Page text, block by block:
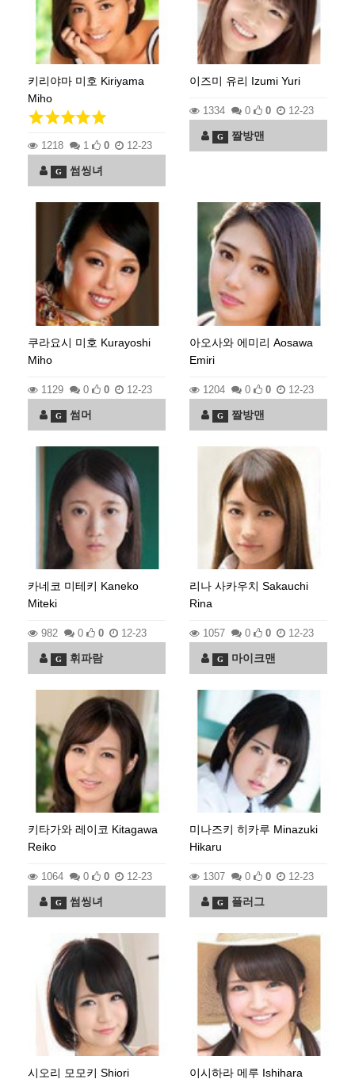
키리야마 미호 Kiriyama
Miho
1218 1 0 12-23
G 썸씽녀
이즈미 유리 Izumi Yuri
1334 0 0 12-23
G 짤방맨
쿠라요시 미호 Kurayoshi
Miho
1129 0 0 12-23
G 썸머
아오사와 에미리 Aosawa
Emiri
1204 0 0 12-23
G 짤방맨
카네코 미테키 Kaneko
Miteki
982 0 0 12-23
G 휘파람
리나 사카우치 Sakauchi
Rina
1057 0 0 12-23
G 마이크맨
키타가와 레이코 Kitagawa
Reiko
1064 0 0 12-23
G 썸씽녀
미나즈키 히카루 Minazuki
Hikaru
1307 0 0 12-23
G 플러그
시오리 모모키 Shiori 이시하라 메루 Ishihara